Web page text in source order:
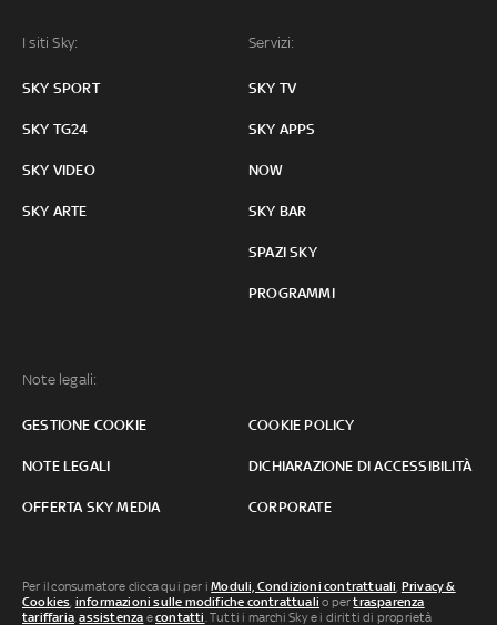
I siti Sky:
SKY SPORT
SKY TG24
SKY VIDEO
SKY ARTE
Servizi:
SKY TV
SKY APPS
NOW
SKY BAR
SPAZI SKY
PROGRAMMI
Note legali:
GESTIONE COOKIE COOKIE POLICY
NOTE LEGALI DICHIARAZIONE DI ACCESSIBILITÀ
OFFERTA SKY MEDIA CORPORATE
Per il consumatore clicca qui per iModuli, Condizioni contrattuali, Privacy &
Cookies, informazioni sulle modifiche contrattuali o pertrasparenza
tariffaria,assistenza econtatti. Tutti i marchi Sky e i diritti di proprietà